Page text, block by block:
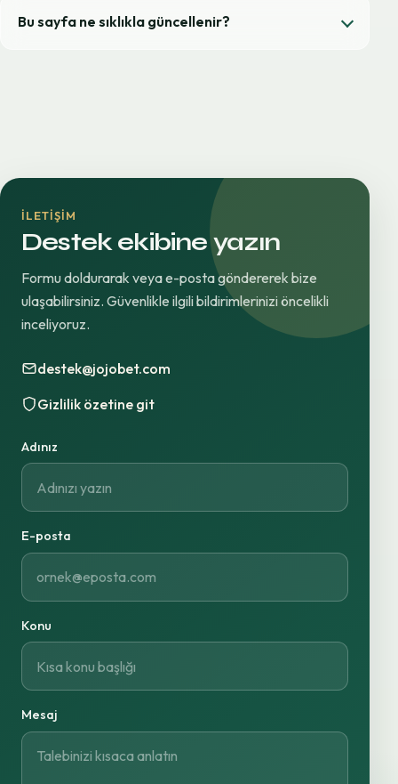
Bu sayfa ne sıklıkla güncellenir?
İLETIŞIM
Destek ekibine yazın
Formu doldurarak veya e-posta göndererek bize
ulaşabilirsiniz. Güvenlikle ilgili bildirimlerinizi öncelikli
inceliyoruz.
destek@jojobet.com
Gizlilik özetine git
Adınız
E-posta
Konu
Mesaj